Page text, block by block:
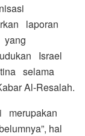
laporan
Israel
selama
Al-Resalah.
hal